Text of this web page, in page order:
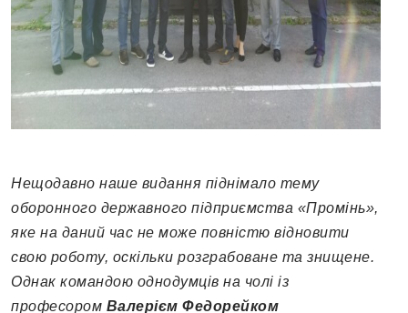
Нещодавно наше видання піднімало тему
оборонного державного підприємства «Промінь»,
яке на даний час не може повністю відновити
свою роботу, оскільки розграбоване та знищене.
Однак командою однодумців на чолі із
професором Валерієм Федорейком